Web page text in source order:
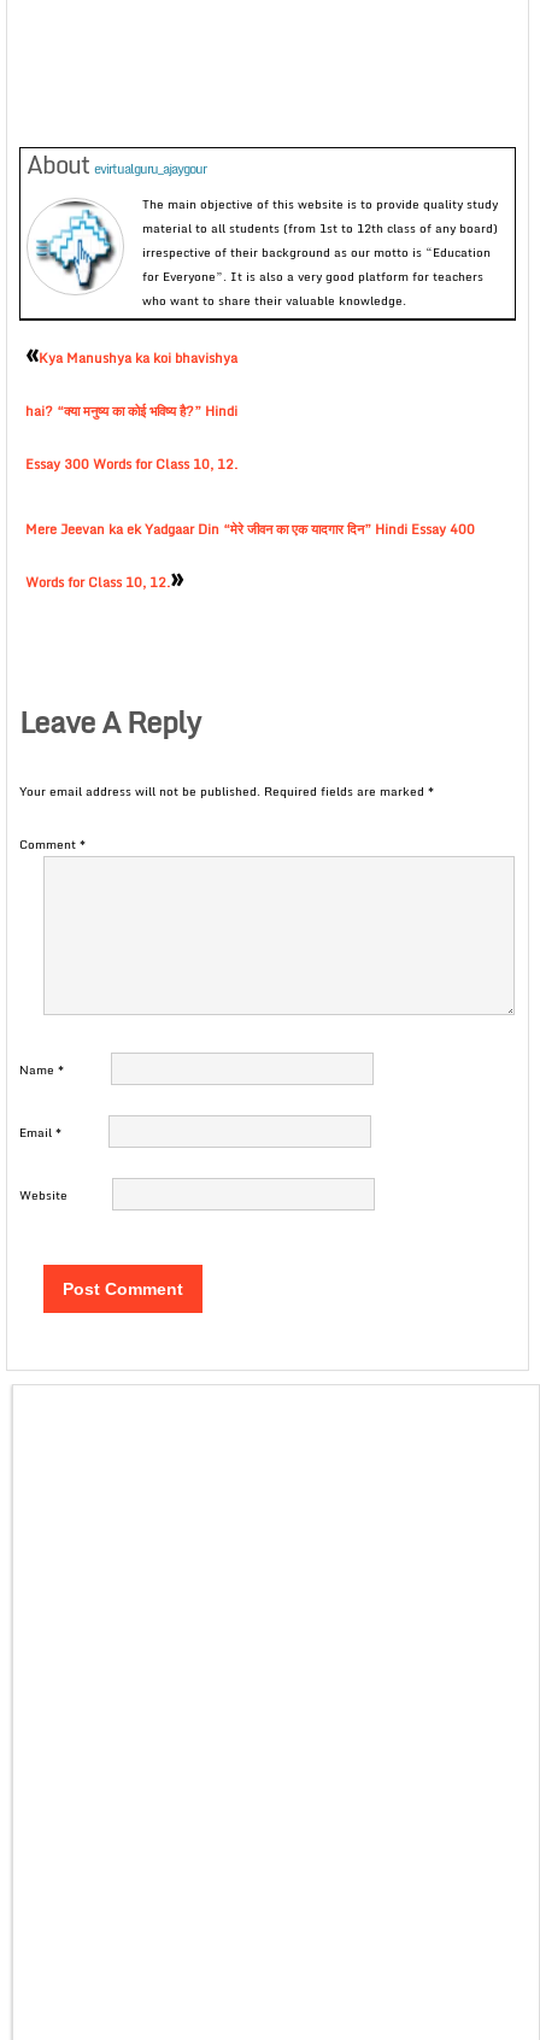
About evirtualguru_ajaygour
The main objective of this website is to provide quality study
material to all students (from 1st to 12th class of any board)
irrespective of their background as our motto is “Education
for Everyone”. It is also a very good platform for teachers
who want to share their valuable knowledge.
«Kya Manushya ka koi bhavishya
hai? “क्या मनुष्य का कोई भविष्य है?” Hindi
Essay 300 Words for Class 10, 12.
Mere Jeevan ka ek Yadgaar Din “मेरे जीवन का एक यादगार दिन” Hindi Essay 400
Words for Class 10, 12.»
Leave A Reply
Your email address will not be published. Required fields are marked *
Comment*
Name *
Email*
Website